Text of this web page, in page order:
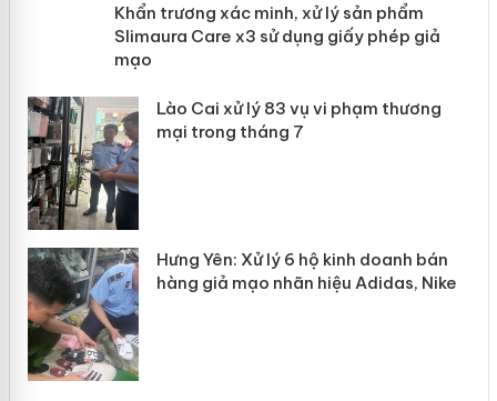
Khẩn trương xác minh, xử lý sản phẩm
Slimaura Care x3 sử dụng giấy phép